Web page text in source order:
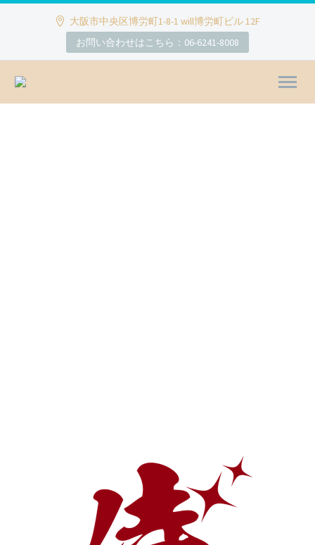
大阪市中央区博労町1-8-1 will博労町ビル 12F
お問い合わせはこちら：06-6241-8008